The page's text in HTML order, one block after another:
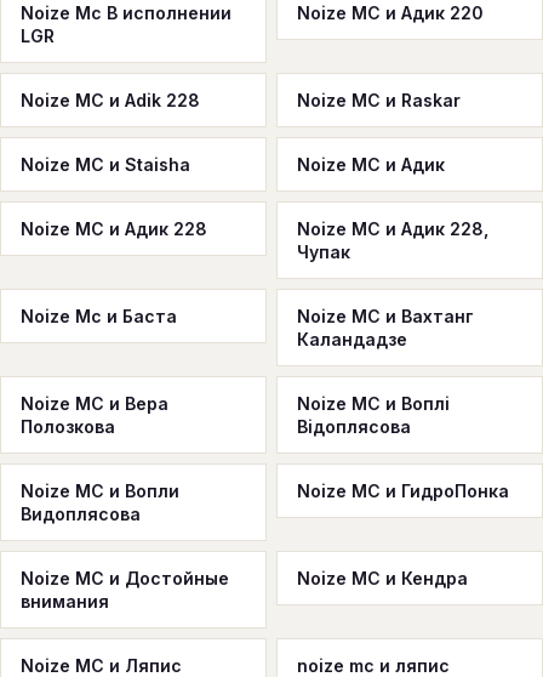
Noize Mc В исполнении
LGR
Noize MC и Адик 220
Noize MC и Adik 228 Noize MC и Raskar
Noize MC и Staisha Noize MC и Адик
Noize MC и Адик 228
Noize MC и Адик 228,
Чупак
Noize Mc и Баста
Noize MC и Вахтанг
Каландадзе
Noize MC и Вера
Полозкова
Noize MC и Воплi
Вiдоплясова
Noize MC и Вопли
Видоплясова
Noize MC и ГидроПонка
Noize MC и Достойные
внимания
Noize MC и Кендра
Noize MC и Ляпис
noize mc и ляпис